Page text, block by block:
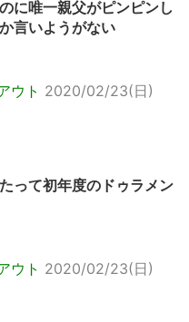
に唯一親父がピンピンし
言いようがない
ウト 2020/02/23(日)
って初年度のドゥラメン
ウト 2020/02/23(日)